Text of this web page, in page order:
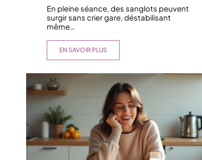
En pleine séance, des sanglots peuvent
surgir sans crier gare, déstabilisant
même…
EN SAVOIR PLUS